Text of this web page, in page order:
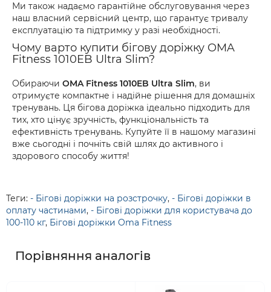
Ми також надаємо гарантійне обслуговування через
наш власний сервісний центр, що гарантує тривалу
експлуатацію та підтримку у разі необхідності.
Чому варто купити бігову доріжку OMA
Fitness 1010EB Ultra Slim?
Обираючи OMA Fitness 1010EB Ultra Slim, ви
отримуєте компактне і надійне рішення для домашніх
тренувань. Ця бігова доріжка ідеально підходить для
тих, хто цінує зручність, функціональність та
ефективність тренувань. Купуйте її в нашому магазині
вже сьогодні і почніть свій шлях до активного і
здорового способу життя!
Теги: - Бігові доріжки на розстрочку, - Бігові доріжки в
оплату частинами, - Бігові доріжки для користувача до
100-110 кг, Бігові доріжки Oma Fitness
Порівняння аналогів